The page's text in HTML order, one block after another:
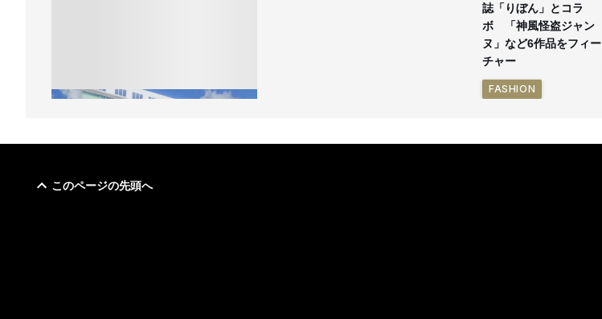
誌「りぼん」とコラ
ボ 「神風怪盗ジャン
ヌ」など6作品をフィー
チャー
FASHION
このページの先頭へ